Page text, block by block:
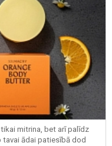
mitrina, bet arī palīdz
tavai ādai patiesībā dod